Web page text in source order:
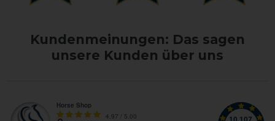
Kundenmeinungen: Das sagen
unsere Kunden über uns